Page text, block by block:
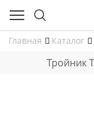
Главная Каталог
Тройник